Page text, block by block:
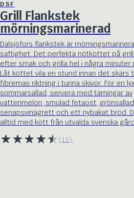
DSF
Grill Flankstek
mörningsmarinerad
Dalsjöfors flankstek är
saftighet. Det perfekta nötköttet på
efter smak och grilla hel i några minuter
Låt köttet vila en stund innan det skärs
fibrernas riktning i tunna skivor. För en
sommarsallad, servera med tärningar av
vattenmelon, smulad fetaost,
senapsvinägrett och ett nybakat bröd.
alltid med kött från utvalda svenska
(15)